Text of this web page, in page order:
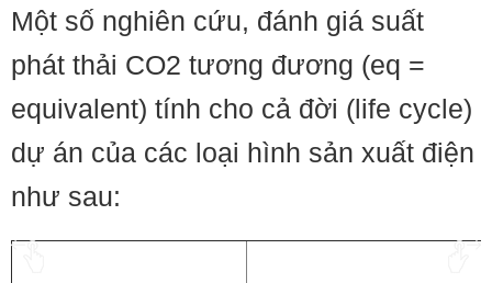
Một số nghiên cứu, đánh giá suất
phát thải CO2 tương đương (eq =
equivalent) tính cho cả đời (life cycle)
dự án của các loại hình sản xuất điện
như sau: